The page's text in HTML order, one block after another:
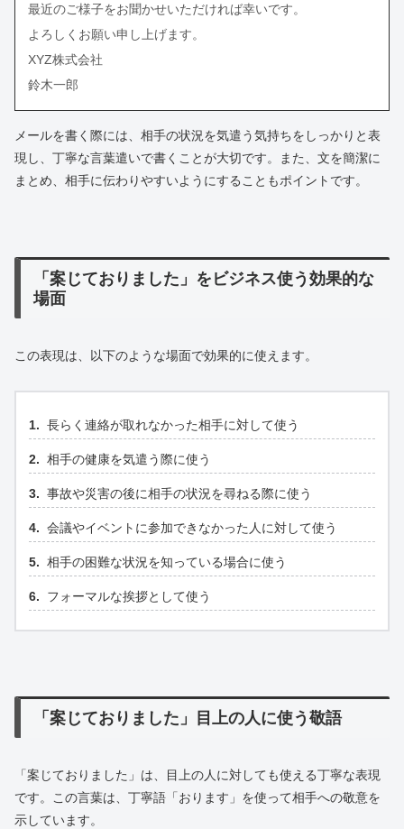
最近のご様子をお聞かせいただければ幸いです。
よろしくお願い申し上げます。
XYZ株式会社
鈴木一郎
メールを書く際には、相手の状況を気遣う気持ちをしっかりと表
現し、丁寧な言葉遣いで書くことが大切です。また、文を簡潔に
まとめ、相手に伝わりやすいようにすることもポイントです。
「案じておりました」をビジネス使う効果的な
場面
この表現は、以下のような場面で効果的に使えます。
長らく連絡が取れなかった相手に対して使う
相手の健康を気遣う際に使う
事故や災害の後に相手の状況を尋ねる際に使う
会議やイベントに参加できなかった人に対して使う
相手の困難な状況を知っている場合に使う
フォーマルな挨拶として使う
「案じておりました」目上の人に使う敬語
「案じておりました」は、目上の人に対しても使える丁寧な表現
です。この言葉は、丁寧語「おります」を使って相手への敬意を
示しています。